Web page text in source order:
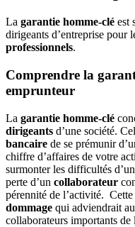
La garantie homme-clé est
dirigeants d’entreprise pour
professionnels.
Comprendre la
emprunteur
La garantie homme-clé
dirigeants d’une société.
bancaire de se prémunir
chiffre d’affaires de votre
surmonter les difficultés
perte d’un collaborateur
pérennité de l’activité.
dommage qui adviendrait au
collaborateurs importants de